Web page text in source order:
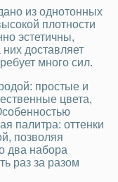
из однотонных
плотности
эстетичны,
доставляет
много сил.
простые и
цвета,
палитра: оттенки
позволяя
два набора
раз за разом